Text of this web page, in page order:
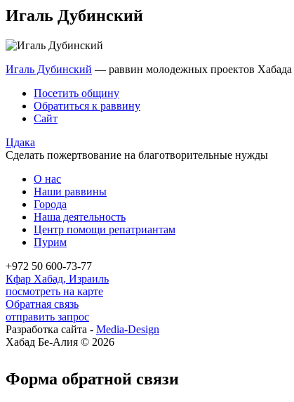
Игаль Дубинский
Игаль Дубинский — раввин молодежных проектов Хабада
Посетить общину
Обратиться к раввину
Сайт
Цдака
Сделать пожертвование на благотворительные нужды
О нас
Наши раввины
Города
Наша деятельность
Центр помощи репатриантам
Пурим
+972 50 600-73-77
Кфар Хабад, Израиль
посмотреть на карте
Обратная связь
отправить запрос
Разработка сайта - Media-Design
Хабад Бе-Алия © 2026
Форма обратной связи